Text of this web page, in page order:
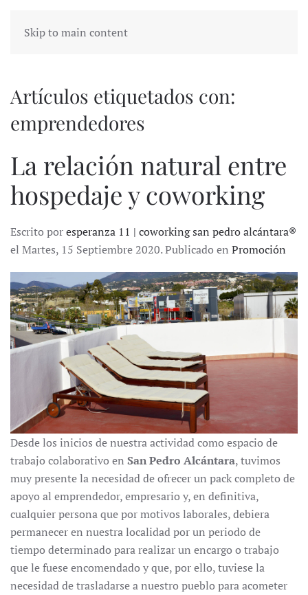
Skip to main content
Artículos etiquetados con:
emprendedores
La relación natural entre
hospedaje y coworking
Escrito poresperanza 11 | coworking san pedro alcántara®
el Martes, 15 Septiembre 2020. Publicado en Promoción
Desde los inicios de nuestra actividad como espacio de
trabajo colaborativo en San Pedro Alcántara, tuvimos
muy presente la necesidad de ofrecer un pack completo de
apoyo al emprendedor, empresario y, en definitiva,
cualquier persona que por motivos laborales, debiera
permanecer en nuestra localidad por un periodo de
tiempo determinado para realizar un encargo o trabajo
que le fuese encomendado y que, por ello, tuviese la
necesidad de trasladarse a nuestro pueblo para acometer